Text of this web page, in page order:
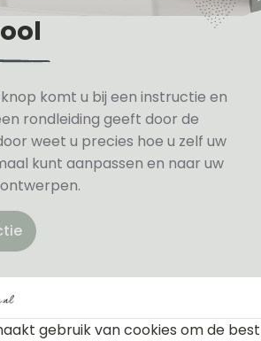
komt u bij een instructie en
rondleiding geeft door de
weet u precies hoe u zelf uw
kunt aanpassen en naar uw
gebruik van cookies om de best